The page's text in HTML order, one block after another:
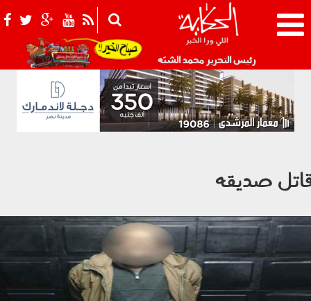
رئيس التحرير محمد الشبّه 021_2.png
صديقه